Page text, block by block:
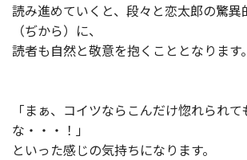
読み進めていくと、段々と恋太郎の驚異
（ぢから）に、
読者も自然と敬意を抱くこととなります。
「まぁ、コイツならこんだけ惚れられ
な・・・！」
といった感じの気持ちになります。